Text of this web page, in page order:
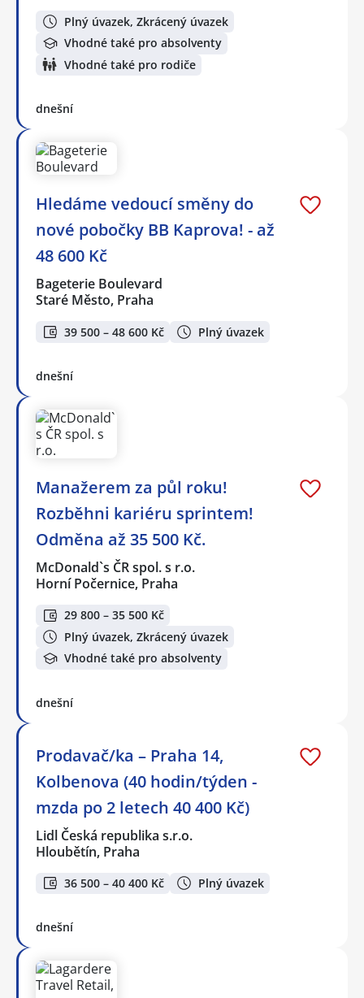
Plný úvazek, Zkrácený úvazek
Vhodné také pro absolventy
Vhodné také pro rodiče
dnešní
Hledáme vedoucí směny do
nové pobočky BB Kaprova! - až
48 600 Kč
Bageterie Boulevard
Staré Město, Praha
39 500 – 48 600 Kč Plný úvazek
dnešní
Manažerem za půl roku!
Rozběhni kariéru sprintem!
Odměna až 35 500 Kč.
McDonald`s ČR spol. s r.o.
Horní Počernice, Praha
29 800 – 35 500 Kč
Plný úvazek, Zkrácený úvazek
Vhodné také pro absolventy
dnešní
Prodavač/ka – Praha 14,
Kolbenova (40 hodin/týden -
mzda po 2 letech 40 400 Kč)
Lidl Česká republika s.r.o.
Hloubětín, Praha
36 500 – 40 400 Kč Plný úvazek
dnešní